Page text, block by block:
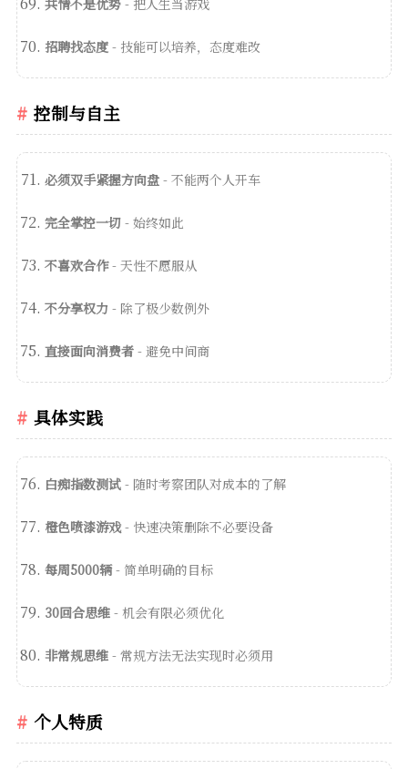
招聘找态度- 技能可以培养，态度难改
控制与自主
必须双手紧握方向盘- 不能两个人开车
完全掌控一切- 始终如此
不喜欢合作- 天性不愿服从
不分享权力 - 除了极少数例外
直接面向消费者- 避免中间商
具体实践
白痴指数测试- 随时考察团队对成本的了解
橙色喷漆游戏- 快速决策删除不必要设备
每周5000辆- 简单明确的目标
30回合思维- 机会有限必须优化
非常规思维- 常规方法无法实现时必须用
个人特质